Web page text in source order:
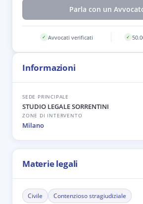
Parla con un
✓ Avvocati verificati ✓
Informazioni
SEDE PRINCIPALE
STUDIO LEGALE SORRENTINI
ZONE DI INTERVENTO
Milano
Materie legali
Civile Contenzioso stragiudiziale